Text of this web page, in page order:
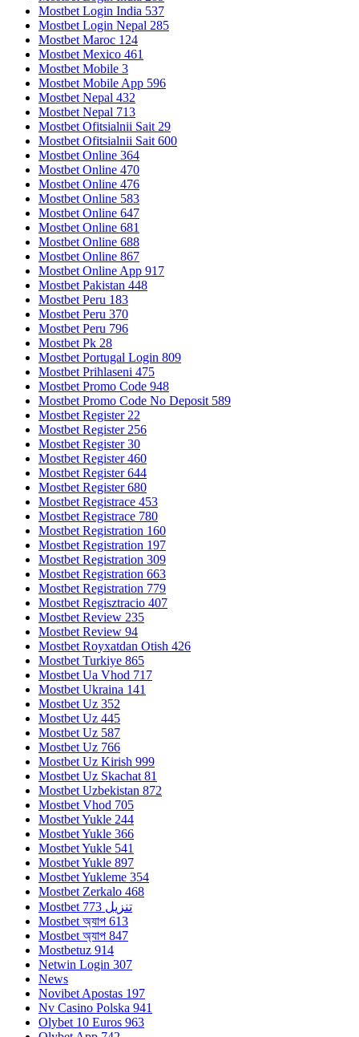
Mostbet Login India 537
Mostbet Login Nepal 285
Mostbet Maroc 124
Mostbet Mexico 461
Mostbet Mobile 3
Mostbet Mobile App 596
Mostbet Nepal 432
Mostbet Nepal 713
Mostbet Ofitsialnii Sait 29
Mostbet Ofitsialnii Sait 600
Mostbet Online 364
Mostbet Online 470
Mostbet Online 476
Mostbet Online 583
Mostbet Online 647
Mostbet Online 681
Mostbet Online 688
Mostbet Online 867
Mostbet Online App 917
Mostbet Pakistan 448
Mostbet Peru 183
Mostbet Peru 370
Mostbet Peru 796
Mostbet Pk 28
Mostbet Portugal Login 809
Mostbet Prihlaseni 475
Mostbet Promo Code 948
Mostbet Promo Code No Deposit 589
Mostbet Register 22
Mostbet Register 256
Mostbet Register 30
Mostbet Register 460
Mostbet Register 644
Mostbet Register 680
Mostbet Registrace 453
Mostbet Registrace 780
Mostbet Registration 160
Mostbet Registration 197
Mostbet Registration 309
Mostbet Registration 663
Mostbet Registration 779
Mostbet Regisztracio 407
Mostbet Review 235
Mostbet Review 94
Mostbet Royxatdan Otish 426
Mostbet Turkiye 865
Mostbet Ua Vhod 717
Mostbet Ukraina 141
Mostbet Uz 352
Mostbet Uz 445
Mostbet Uz 587
Mostbet Uz 766
Mostbet Uz Kirish 999
Mostbet Uz Skachat 81
Mostbet Uzbekistan 872
Mostbet Vhod 705
Mostbet Yukle 244
Mostbet Yukle 366
Mostbet Yukle 541
Mostbet Yukle 897
Mostbet Yukleme 354
Mostbet Zerkalo 468
Mostbet تنزيل 773
Mostbet অ্যাপ 613
Mostbet অ্যাপ 847
Mostbetuz 914
Netwin Login 307
News
Novibet Apostas 197
Nv Casino Polska 941
Olybet 10 Euros 963